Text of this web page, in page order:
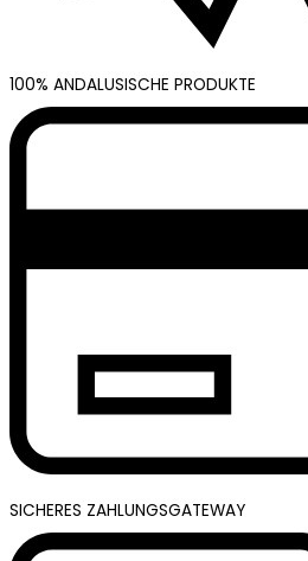
100% ANDALUSISCHE PRODUKTE
SICHERES ZAHLUNGSGATEWAY